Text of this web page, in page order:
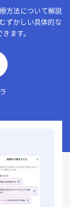
方法について解説
ずかしい具体的な
ます。